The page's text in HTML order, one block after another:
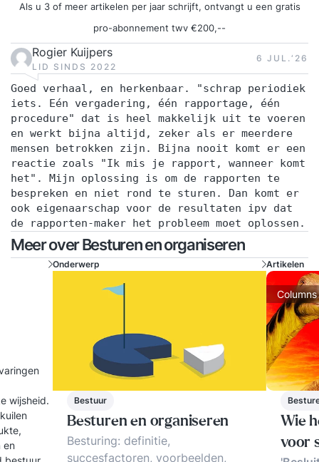
Als u 3 of meer artikelen per jaar schrijft, ontvangt u een gratis
pro-abonnement twv €200,--
Rogier Kuijpers
LID SINDS 2022
6 JUL.‘26
Goed verhaal, en herkenbaar. "schrap periodiek
iets. Eén vergadering, één rapportage, één
procedure" dat is heel makkelijk uit te voeren
en werkt bijna altijd, zeker als er meerdere
mensen betrokken zijn. Bijna nooit komt er een
reactie zoals "Ik mis je rapport, wanneer komt
het". Mijn oplossing is om de rapporten te
bespreken en niet rond te sturen. Dan komt er
ook eigenaarschap voor de resultaten ipv dat
de rapporten-maker het probleem moet oplossen.
Meer over Besturen en organiseren
wijsheid.
en
Onderwerp
Bestuur
Besturen en organiseren
Besturing: definitie,
succesfactoren, voorbeelden,
Artikelen
Columns
Wie
voor